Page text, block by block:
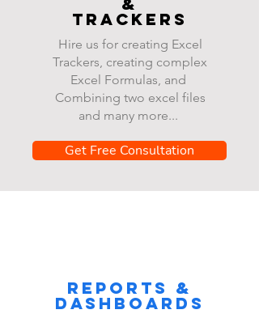
Trackers
Hire us for creating Excel
Trackers, creating complex
Excel Formulas, and
Combining two excel files
and many more...
Get Free Consultation
Reports &
dashboards